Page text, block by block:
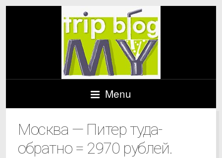
Menu
Москва — Питер туда-
обратно = 2970 рублей.